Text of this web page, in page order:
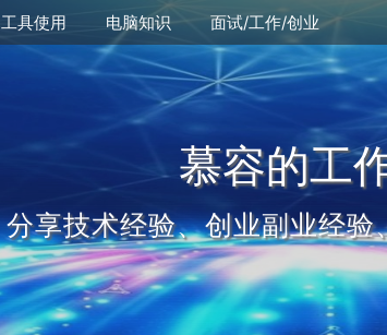
工具使用 电脑知识 面试/工作/创业
慕容的工
分享技术经验、创业副业经